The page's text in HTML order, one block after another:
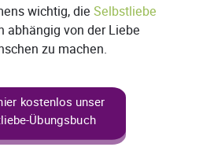
wichtig, die Selbstliebe
abhängig von der Liebe
zu machen.
kostenlos unser
Übungsbuch